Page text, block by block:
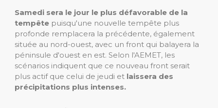
Samedi sera le jour le plus défavorable de la
tempête puisqu'une nouvelle tempête plus
profonde remplacera la précédente, également
située au nord-ouest, avec un front qui balayera la
péninsule d'ouest en est. Selon l'AEMET, les
scénarios indiquent que ce nouveau front serait
plus actif que celui de jeudi et laissera des
précipitations plus intenses.